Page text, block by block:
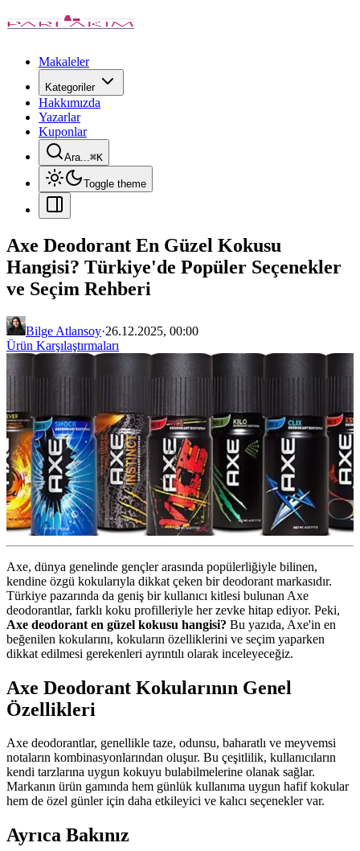
Makaleler
Kategoriler
Hakkımızda
Yazarlar
Kuponlar
Ara...⌘K
Toggle theme
Axe Deodorant En Güzel Kokusu
Hangisi? Türkiye'de Popüler Seçenekler
ve Seçim Rehberi
Bilge Atlansoy·26.12.2025, 00:00
Ürün Karşılaştırmaları
Axe, dünya genelinde gençler arasında popülerliğiyle bilinen,
kendine özgü kokularıyla dikkat çeken bir deodorant markasıdır.
Türkiye pazarında da geniş bir kullanıcı kitlesi bulunan Axe
deodorantlar, farklı koku profilleriyle her zevke hitap ediyor. Peki,
Axe deodorant en güzel kokusu hangisi? Bu yazıda, Axe'in en
beğenilen kokularını, kokuların özelliklerini ve seçim yaparken
dikkat edilmesi gerekenleri ayrıntılı olarak inceleyeceğiz.
Axe Deodorant Kokularının Genel
Özellikleri
Axe deodorantlar, genellikle taze, odunsu, baharatlı ve meyvemsi
notaların kombinasyonlarından oluşur. Bu çeşitlilik, kullanıcıların
kendi tarzlarına uygun kokuyu bulabilmelerine olanak sağlar.
Markanın ürün gamında hem günlük kullanıma uygun hafif kokular
hem de özel günler için daha etkileyici ve kalıcı seçenekler var.
Ayrıca Bakınız